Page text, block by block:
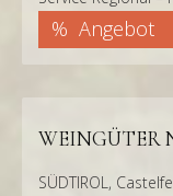
Angebot
WEINGÜTER
SÜDTIROL,